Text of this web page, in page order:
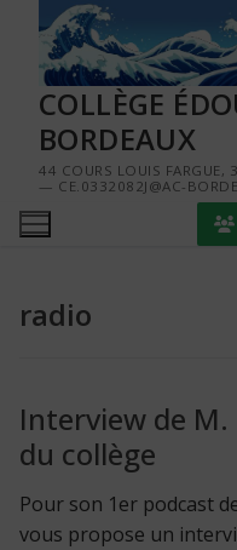
contenu
COLLÈGE
BORDEAUX
44 COURS LOUIS
— CE.0332082J@AC-
radio
Interview de
du collège
Pour son 1er podcast
vous propose un